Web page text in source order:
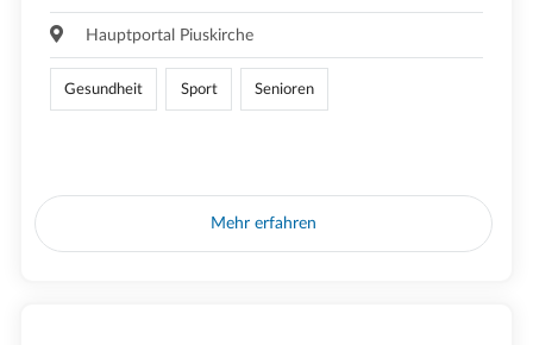
Hauptportal Piuskirche
Gesundheit Sport Senioren
Mehr erfahren